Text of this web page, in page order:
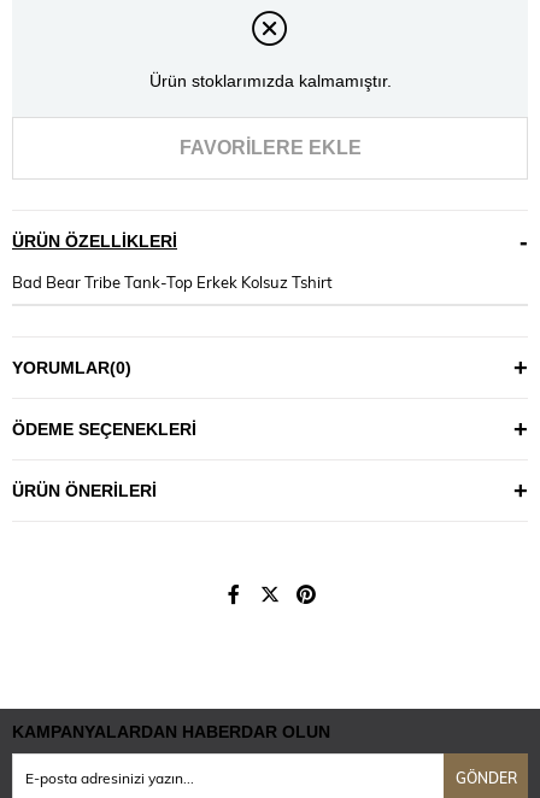
Ürün stoklarımızda kalmamıştır.
FAVORILERE EKLE
ÜRÜN ÖZELLIKLERI
Bad Bear Tribe Tank-Top Erkek Kolsuz Tshirt
YORUMLAR(0)
ÖDEME SEÇENEKLERI
ÜRÜN ÖNERILERI
KAMPANYALARDAN HABERDAR OLUN
GÖNDER